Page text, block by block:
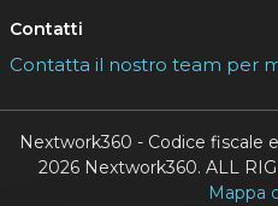
Contatti
Contatta il nostro team per
Nextwork360 - Codice fiscale
2026 Nextwork360. ALL
Mappa